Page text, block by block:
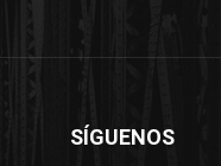
SÍGUENOS